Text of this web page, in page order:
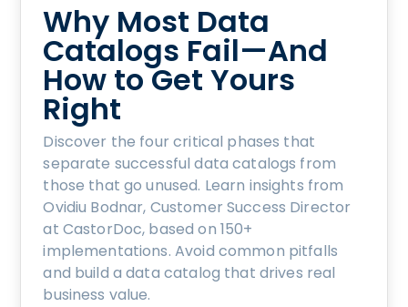
Why Most Data
Catalogs Fail—And
How to Get Yours
Right
Discover the four critical phases that
separate successful data catalogs from
those that go unused. Learn insights from
Ovidiu Bodnar, Customer Success Director
at CastorDoc, based on 150+
implementations. Avoid common pitfalls
and build a data catalog that drives real
business value.